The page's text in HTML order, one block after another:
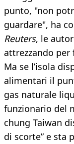
punto, "non
guardare", ha
Reuters, le
attrezzando per
Ma se l’isola
alimentari il
gas naturale
funzionario del
chung Taiwan
di scorte” e sta